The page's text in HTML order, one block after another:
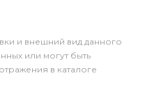
и внешний вид данного
или могут быть
в каталоге